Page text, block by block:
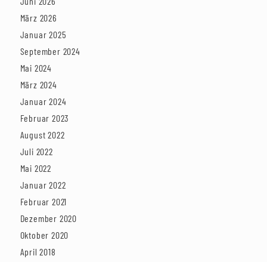
März 2026
Januar 2025
September 2024
Mai 2024
März 2024
Januar 2024
Februar 2023
August 2022
Juli 2022
Mai 2022
Januar 2022
Februar 2021
Dezember 2020
Oktober 2020
April 2018